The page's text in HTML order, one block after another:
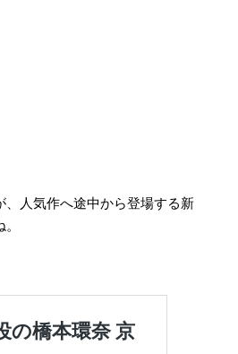
人気作へ途中から登場する新